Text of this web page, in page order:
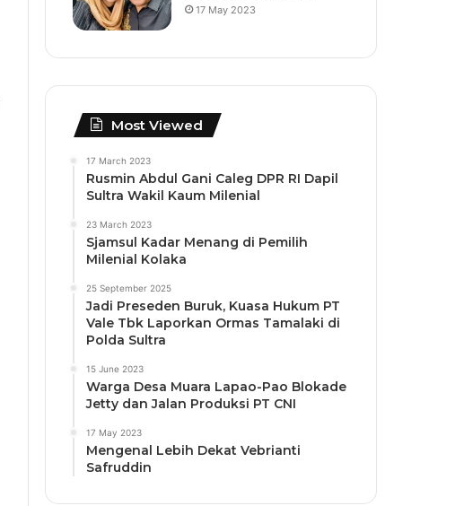
17 May 2023
Most Viewed
17 March 2023
Rusmin Abdul Gani Caleg DPR RI Dapil
Sultra Wakil Kaum Milenial
23 March 2023
Sjamsul Kadar Menang di Pemilih
Milenial Kolaka
25 September 2025
Jadi Preseden Buruk, Kuasa Hukum PT
Vale Tbk Laporkan Ormas Tamalaki di
Polda Sultra
15 June 2023
Warga Desa Muara Lapao-Pao Blokade
Jetty dan Jalan Produksi PT CNI
17 May 2023
Mengenal Lebih Dekat Vebrianti
Safruddin